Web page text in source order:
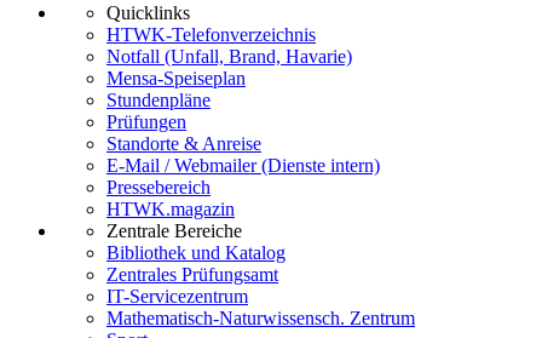
Quicklinks
HTWK-Telefonverzeichnis
Notfall (Unfall, Brand, Havarie)
Mensa-Speiseplan
Stundenpläne
Prüfungen
Standorte & Anreise
E-Mail / Webmailer (Dienste intern)
Pressebereich
HTWK.magazin
Zentrale Bereiche
Bibliothek und Katalog
Zentrales Prüfungsamt
IT-Servicezentrum
Mathematisch-Naturwissensch. Zentrum